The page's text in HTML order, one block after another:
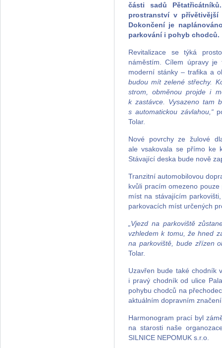
části sadů
prostranství v přívětivější
Dokončení je
parkování i pohyb chodců.
Revitalizace se týká
náměstím. Cílem úpravy je
moderní stánky – trafika a
budou mít zelené střechy.
strom, obměnou projde i
k zastávce. Vysazeno tam
s automatickou závlahou,“
Tolar.
Nové povrchy ze žulové
ale vsakovala se přímo ke
Stávající deska bude nově
Tranzitní automobilovou
kvůli pracím omezeno
míst na stávajícím
parkovacích míst určených
„Vjezd na parkoviště
vzhledem k tomu, že hned
na parkoviště, bude zřízen
Tolar.
Uzavřen bude také chodník
i pravý chodník od ulice
pohybu chodců na
aktuálním dopravním
Harmonogram prací byl
na starosti naše
SILNICE NEPOMUK s.r.o.